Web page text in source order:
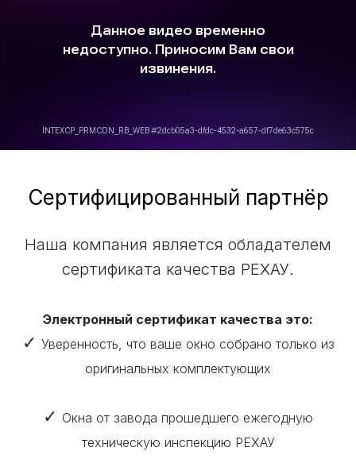
Сертифицированный партнёр
Наша компания является обладателем
сертификата качества РЕХАУ.
Электронный сертификат качества это:
✓ Уверенность, что ваше окно собрано только из
оригинальных комплектующих
✓ Окна от завода прошедшего ежегодную
техническую инспекцию РЕХАУ